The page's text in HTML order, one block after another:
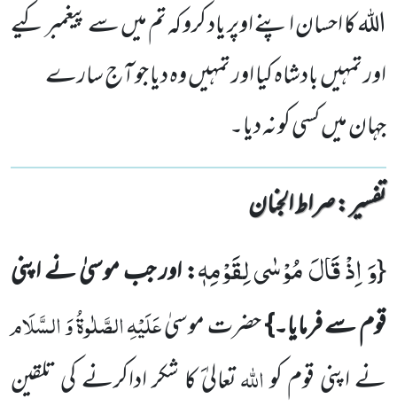
اللہ کا احسان اپنے اوپر یاد کرو کہ تم میں سے پیغمبر کیے
اور تمہیں بادشاہ کیا اور تمہیں وہ دیا جو آج سارے
جہان میں کسی کو نہ دیا۔
تفسیر : ‎صراط الجنان
{وَ اِذْ قَالَ مُوْسٰى لِقَوْمِهٖ: اور جب موسیٰ نے اپنی
قوم سے فرمایا۔}حضرت موسیٰعَلَیْہِ الصَّلٰوۃُ وَ السَّلَام
نے اپنی قوم کواللہتعالیٰکا شکر اداکرنے کی تلقین